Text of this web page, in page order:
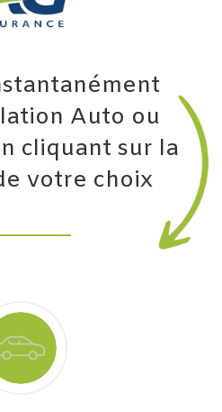
Auto ou
cliquant sur la
votre choix